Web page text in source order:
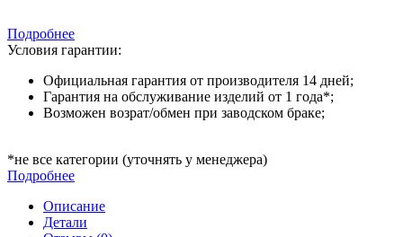
Подробнее
Условия гарантии:
Официальная гарантия от производителя 14 дней;
Гарантия на обслуживание изделий от 1 года*;
Возможен возрат/обмен при заводском браке;
*не все категории (уточнять у менеджера)
Подробнее
Описание
Детали